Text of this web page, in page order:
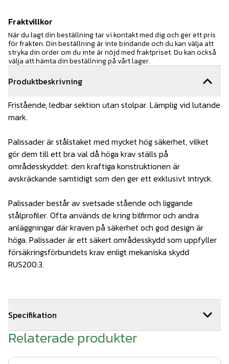
Produktbeskrivning
Fristående, ledbar sektion utan stolpar. Lämplig vid lutande
mark.
Palissader är stålstaket med mycket hög säkerhet, vilket
gör dem till ett bra val då höga krav ställs på
områdesskyddet: den kraftiga konstruktionen är
avskräckande samtidigt som den ger ett exklusivt intryck.
Palissader består av svetsade stående och liggande
stålprofiler. Ofta används de kring bilfirmor och andra
anläggningar där kraven på säkerhet och god design är
höga. Palissader är ett säkert områdesskydd som uppfyller
försäkringsförbundets krav enligt mekaniska skydd
RUS200:3.
Specifikation
Ledbar palissad
Bredd: 3000 mm
Fraktvillkor
När du lagt din beställning tar vi kontakt med dig och ger ett pris
för frakten. Din beställning är inte bindande och du kan välja att
stryka din order om du inte är nöjd med fraktpriset. Du kan också
välja att hämta din beställning på vårt lager.
Relaterade produkter